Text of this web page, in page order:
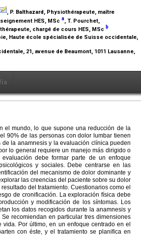
, P. Balthazard, Physiothérapeute, maître
HES, MSc a, T. Pourchet,
chargé de cours HES, MSc b
Haute école spécialisée de Suisse occidentale,
21, avenue de Beaumont, 1011 Lausanne,
el mundo, lo que supone una reducción de la
90% de las personas con dolor lumbar tienen
la anamnesis y la evaluación clínica pueden
lo general requiere un manejo más dirigido o
debe formar parte de un enfoque
y sociales. Debe centrarse en las
del mecanismo de dolor dominante y
las creencias del paciente sobre su dolor
del tratamiento. Cuestionarios como el
de cronificación. La exploración física debe
y modificación de los síntomas. Los
los datos recogidos durante la anamnesis y
recomiendan en particular tres dimensiones
Por último, en un enfoque centrado en el
con éste, y el tratamiento se planifica en